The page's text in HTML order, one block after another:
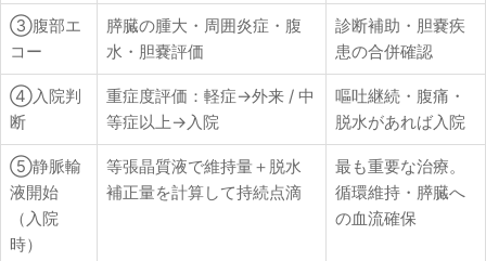
③腹部エ
コー
膵臓の腫大・周囲炎症・腹
水・胆嚢評価
診断補助・胆嚢疾
患の合併確認
④入院判
断
重症度評価：軽症→外来 / 中
等症以上→入院
嘔吐継続・腹痛・
脱水があれば入院
⑤静脈輸
液開始
（入院
時）
等張晶質液で維持量＋脱水
補正量を計算して持続点滴
最も重要な治療。
循環維持・膵臓へ
の血流確保